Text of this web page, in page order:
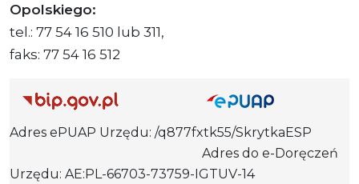
Opolskiego:
tel.: 77 54 16 510 lub 311,
faks: 77 54 16 512
Adres ePUAP Urzędu: /q877fxtk55/SkrytkaESP
Adres do e-Doręczeń
Urzędu: AE:PL-66703-73759-IGTUV-14